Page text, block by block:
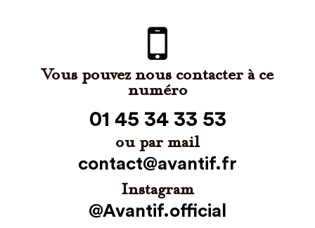
Vous pouvez nous contacter à ce
numéro
01 45 34 33 53
ou par mail
contact@avantif.fr
Instagram
@Avantif.official